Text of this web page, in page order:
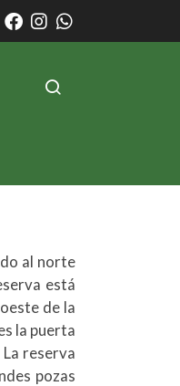
al norte
está
de la
la puerta
reserva
pozas